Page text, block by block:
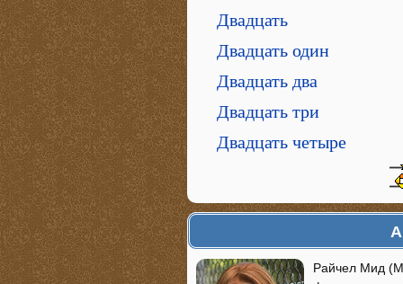
Двадцать
Двадцать один
Двадцать два
Двадцать три
Двадцать четыре
Райчел Мид